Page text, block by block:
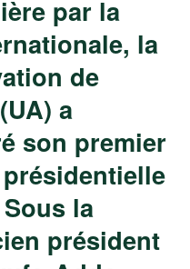
par la
la
de
a
son premier
la
président